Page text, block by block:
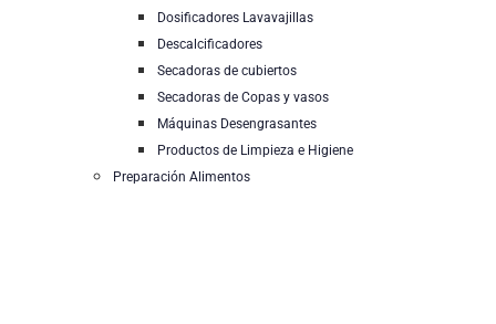
Dosificadores Lavavajillas
Descalcificadores
Secadoras de cubiertos
Secadoras de Copas y vasos
Máquinas Desengrasantes
Productos de Limpieza e Higiene
Preparación Alimentos